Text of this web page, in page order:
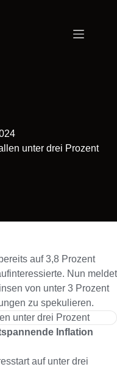
unter drei Prozent
auf 3,8 Prozent
Nun meldet
von unter 3 Prozent
zu spekulieren.
Inflation
auf unter drei